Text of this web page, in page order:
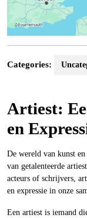
Categories:
Artiest:
en
De wereld van kunst
van getalenteerde
acteurs of schrijvers,
en expressie in onze
Een artiest is iemand